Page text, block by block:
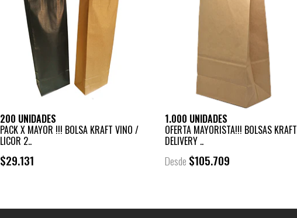
200 UNIDADES
PACK X MAYOR !!! BOLSA KRAFT VINO /
LICOR 2..
$29.131
1.000 UNIDADES
OFERTA MAYORISTA!!! BOLSAS KRAFT
DELIVERY ..
Desde $105.709